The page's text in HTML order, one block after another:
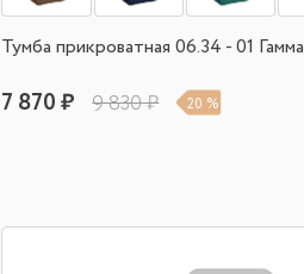
Тумба прикроватная 06.34 - 01 Гамма
7 870 ₽ 9 830 ₽ 20 %